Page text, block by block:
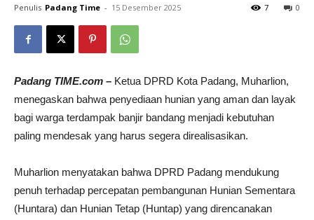
Penulis Padang Time - 15 Desember 2025 0
7
Padang TIME.com – Ketua DPRD Kota Padang, Muharlion,
menegaskan bahwa penyediaan hunian yang aman dan layak
bagi warga terdampak banjir bandang menjadi kebutuhan
paling mendesak yang harus segera direalisasikan.
Muharlion menyatakan bahwa DPRD Padang mendukung
penuh terhadap percepatan pembangunan Hunian Sementara
(Huntara) dan Hunian Tetap (Huntap) yang direncanakan